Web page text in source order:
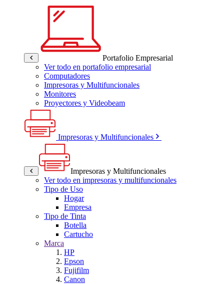
Portafolio Empresarial
Ver todo en portafolio empresarial
Computadores
Impresoras y Multifuncionales
Monitores
Proyectores y Videobeam
Impresoras y Multifuncionales
Impresoras y Multifuncionales
Ver todo en impresoras y multifuncionales
Tipo de Uso
Hogar
Empresa
Tipo de Tinta
Botella
Cartucho
Marca
HP
Epson
Fujifilm
Canon